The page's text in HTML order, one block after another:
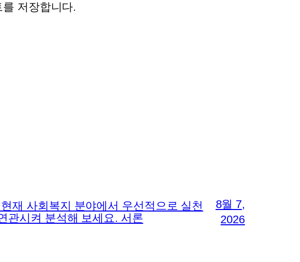
저장합니다.
재 사회복지 분야에서 우선적으로 실천
관시켜 분석해 보세요. 서론
8월 7,
2026